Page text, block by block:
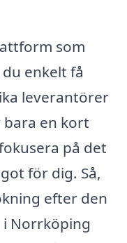
som
enkelt få
leverantörer
bara en kort
på det
för dig. Så,
efter den
Norrköping